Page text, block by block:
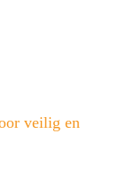
veilig en